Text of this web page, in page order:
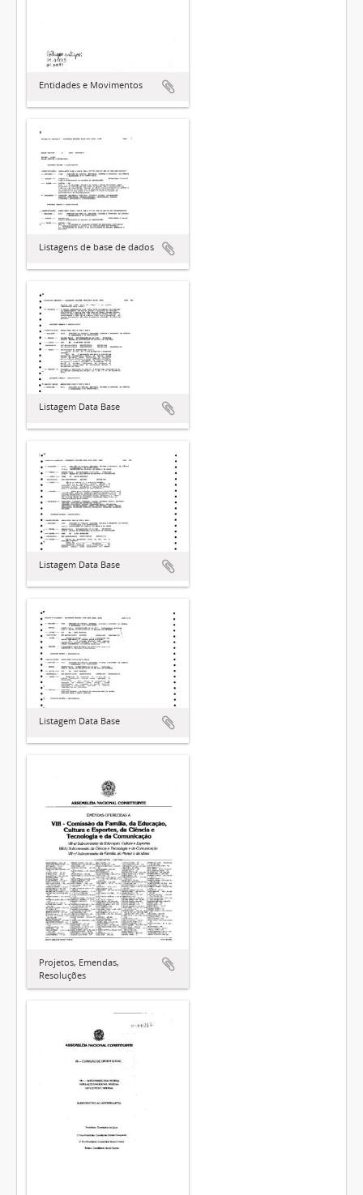
Entidades e Movimentos
Listagens de base de dados
Listagem Data Base
Listagem Data Base
Listagem Data Base
Projetos, Emendas,
Resoluções